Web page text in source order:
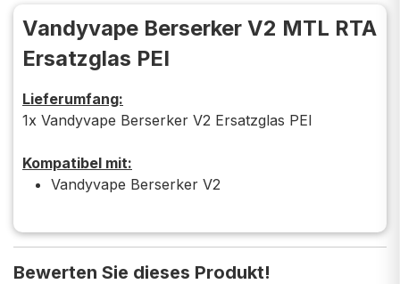
Vandyvape Berserker V2 MTL RTA
Ersatzglas PEI
Lieferumfang:
1x Vandyvape Berserker V2 Ersatzglas PEI
Kompatibel mit:
Vandyvape Berserker V2
Bewerten Sie dieses Produkt!